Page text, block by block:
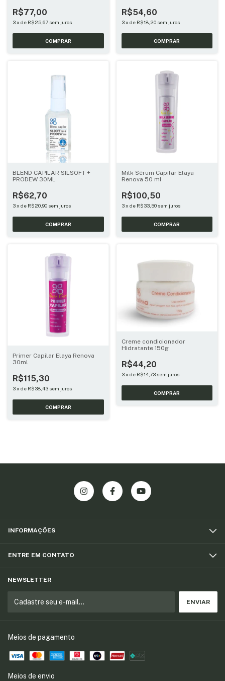
R$77,00
3x de R$25,67 sem juros
R$54,60
3 x de R$18,20 sem juros
BLEND CAPILAR SILSOFT +
PRODEW 30ML
R$62,70
3x de R$20,90 sem juros
Milk Sérum Capilar Elaya
Renova 50 ml
R$100,50
3 x de R$33,50 sem juros
Primer Capilar Elaya Renova
30ml
R$115,30
3x de R$38,43 sem juros
Creme condicionador
Hidratante 150g
R$44,20
3 x de R$14,73 sem juros
INFORMAÇÕES
ENTRE EM CONTATO
NEWSLETTER
Meios de pagamento
Meios de envio